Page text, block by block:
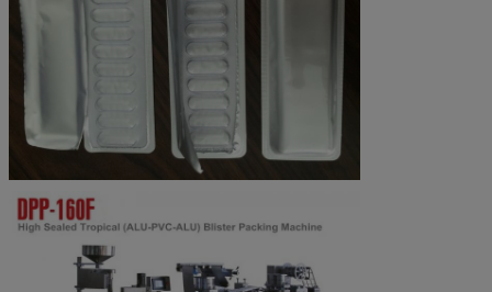
Aluminium de boursouflure : 160* (0.02-0.15) * (Φ250)
Compresseur d'air 0.6-0.8Mpa ≥0.45m3/min (auto-préparé)
moule
(Réutilisez l'eau ou la consommation d'eau en
circulation) l/h 40-80
Dimension hors-tout
(L*W*H)
3660*700*1500
Dimension de chaque
partie
1000*700*1400 (arrière)